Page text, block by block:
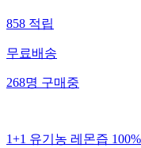
858적립
무료배송
268명구매중